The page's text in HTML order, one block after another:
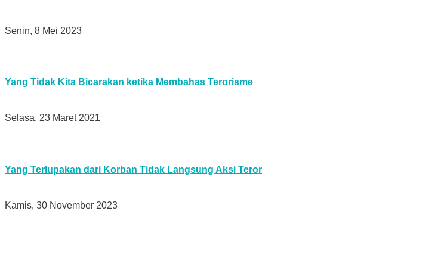
Senin, 8 Mei 2023
Yang Tidak Kita Bicarakan ketika Membahas Terorisme
Selasa, 23 Maret 2021
Yang Terlupakan dari Korban Tidak Langsung Aksi Teror
Kamis, 30 November 2023